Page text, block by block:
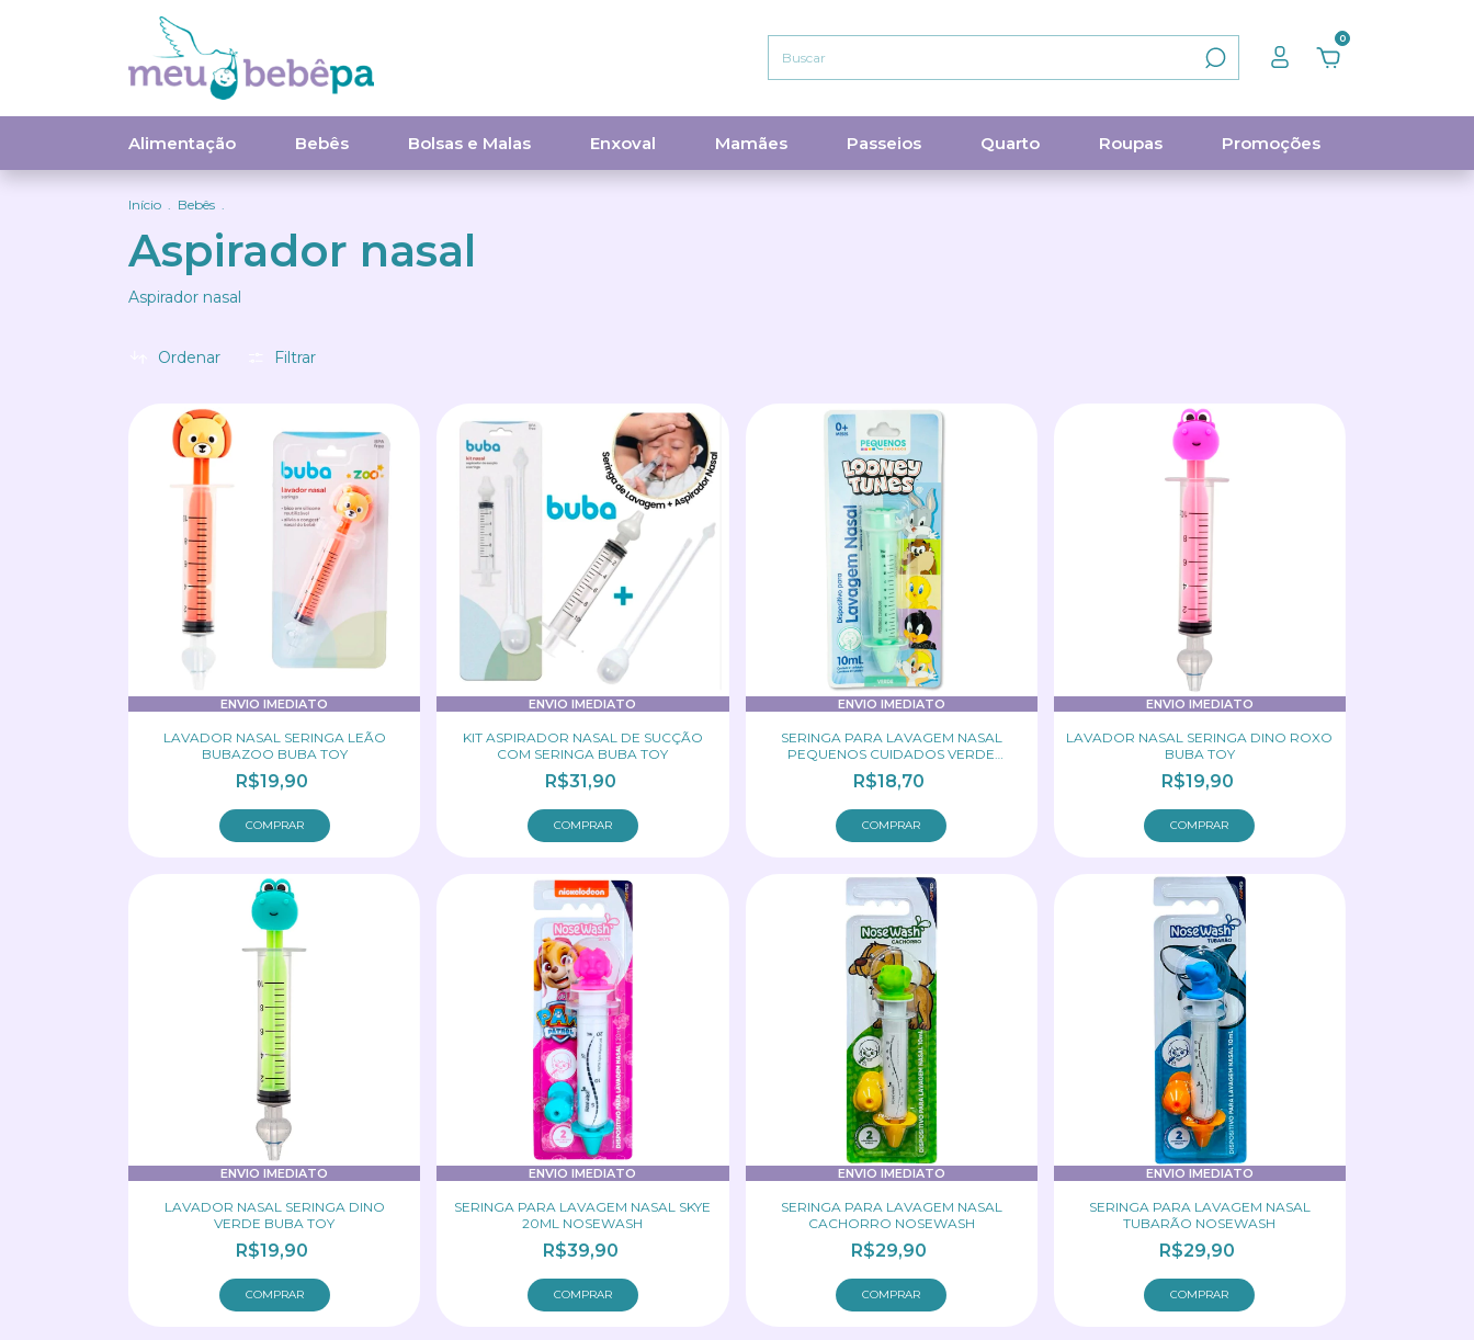
0
Alimentação Bebês Bolsas e Malas Enxoval Mamães Passeios Quarto Roupas Promoções
Início Bebês
Aspirador nasal
Aspirador nasal
Ordenar Filtrar
ENVIO IMEDIATO
LAVADOR NASAL SERINGA LEÃO
BUBAZOO BUBA TOY
R$19,90
ENVIO IMEDIATO
KIT ASPIRADOR NASAL DE SUCÇÃO
COM SERINGA BUBA TOY
R$31,90
ENVIO IMEDIATO
SERINGA PARA LAVAGEM NASAL
PEQUENOS CUIDADOS VERDE
NOSEWASH
R$18,70
ENVIO IMEDIATO
LAVADOR NASAL SERINGA DINO ROXO
BUBA TOY
R$19,90
ENVIO IMEDIATO
LAVADOR NASAL SERINGA DINO
VERDE BUBA TOY
R$19,90
ENVIO IMEDIATO
SERINGA PARA LAVAGEM NASAL SKYE
20ML NOSEWASH
R$39,90
ENVIO IMEDIATO
SERINGA PARA LAVAGEM NASAL
CACHORRO NOSEWASH
R$29,90
ENVIO IMEDIATO
SERINGA PARA LAVAGEM NASAL
TUBARÃO NOSEWASH
R$29,90